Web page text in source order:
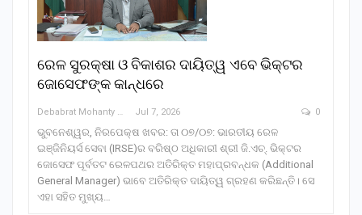
ରେଳ ସୁରକ୍ଷା ଓ ବିକାଶର ଦାୟିତ୍ୱ ଏବେ ଭିକ୍ଟର
ଜୋସେଫଙ୍କ କାନ୍ଧରେ
Debabrat Mohanty Jul 7, 2026 0
ଭୁବନେଶ୍ୱର, ନିରପେକ୍ଷ ଖବର: ତା ୦୭/୦୭: ଭାରତୀୟ ରେଳ
ଇଞ୍ଜିନିୟର୍ସ ସେବା (IRSE)ର ବରିଷ୍ଠ ଅଧିକାରୀ ଶ୍ରୀ ଜି.ଏଚ୍. ଭିକ୍ଟର
ଜୋସେଫ ପୂର୍ବତଟ ରେଳପଥର ଅତିରିକ୍ତ ମହାପ୍ରବନ୍ଧକ (Additional
General Manager) ଭାବେ ଅତିରିକ୍ତ ଦାୟିତ୍ୱ ଗ୍ରହଣ କରିଛନ୍ତି। ସେ
ଏହା ସହିତ ମୁଖ୍ୟ…